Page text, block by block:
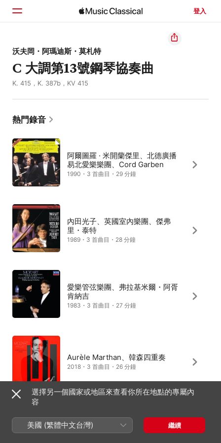
登入
首頁
瀏覽
沃夫岡・阿瑪迪斯・莫札特
C 大調第13號鋼琴協奏曲
K. 415，K. 387b，KV 415
熱門錄音
阿爾圖羅 · 米開蘭傑里、北德廣播
易北愛樂樂團、Cord Garben
1990・3 首曲目・29 分鐘
內田光子、英國室內樂團、傑弗
里・泰特
1989・3 首曲目・28 分鐘
愛樂管弦樂團、弗拉基米爾・阿胥
肯納吉
1983・3 首曲目・27 分鐘
Aurèle Marthan、韓森四重奏
2018・3 首曲目・26 分鐘
克拉拉 · 哈絲姬兒、琉森節慶弦樂
團、包加納 指揮
選擇另一個國家或地區來查看你所在地點的專屬內
容
美國 (繁體中文台灣) 繼續